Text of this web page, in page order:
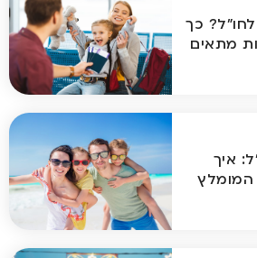
כך
מתאים
איך
המומלץ